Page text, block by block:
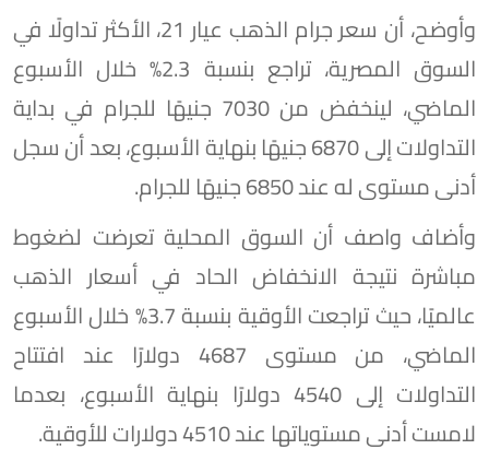
وأوضح، أن سعر جرام الذهب عيار 21، الأكثر تداولًا في
السوق المصرية، تراجع بنسبة 2.3% خلال الأسبوع
الماضي، لينخفض من 7030 جنيهًا للجرام في بداية
التداولات إلى 6870 جنيهًا بنهاية الأسبوع، بعد أن سجل
أدنى مستوى له عند 6850 جنيهًا للجرام.
وأضاف واصف أن السوق المحلية تعرضت لضغوط
مباشرة نتيجة الانخفاض الحاد في أسعار الذهب
عالميًا، حيث تراجعت الأوقية بنسبة 3.7% خلال الأسبوع
الماضي، من مستوى 4687 دولارًا عند افتتاح
التداولات إلى 4540 دولارًا بنهاية الأسبوع، بعدما
لامست أدنى مستوياتها عند 4510 دولارات للأوقية.